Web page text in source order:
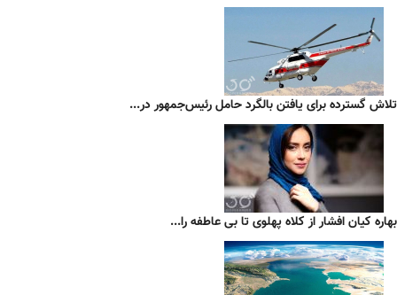
تلاش گسترده برای یافتن بالگرد حامل رئیس‌جمهور در...
بهاره کیان افشار از کلاه پهلوی تا بی عاطفه را...